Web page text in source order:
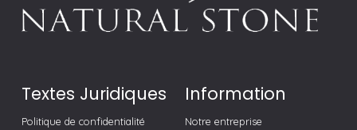
Textes Juridiques
Politique de confidentialité
Information
Notre entreprise